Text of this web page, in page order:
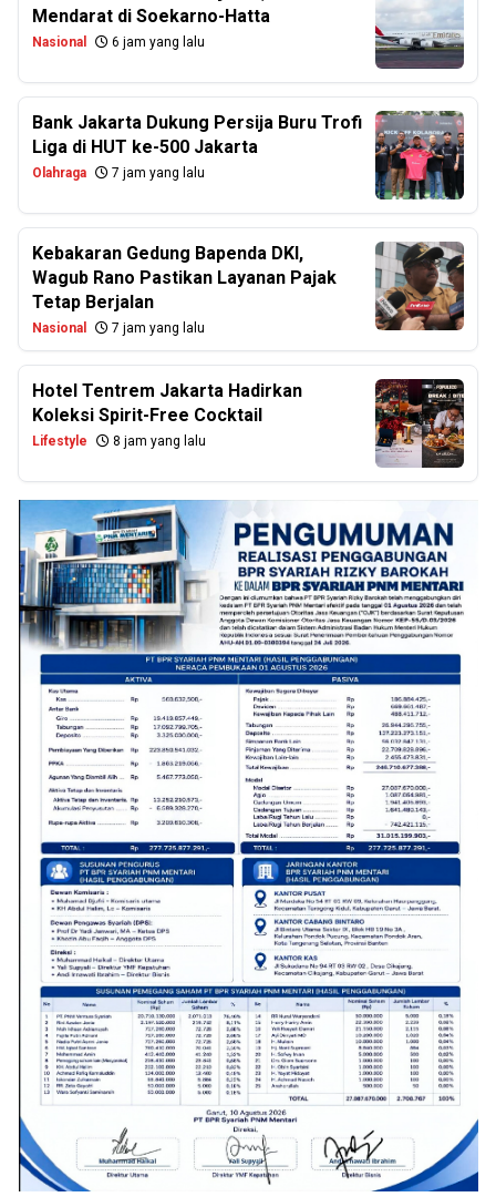
Mendarat di Soekarno-Hatta
Nasional 6 jam yang lalu
Bank Jakarta Dukung Persija Buru Trofi
Liga di HUT ke-500 Jakarta
Olahraga 7 jam yang lalu
Kebakaran Gedung Bapenda DKI,
Wagub Rano Pastikan Layanan Pajak
Tetap Berjalan
Nasional 7 jam yang lalu
Hotel Tentrem Jakarta Hadirkan
Koleksi Spirit-Free Cocktail
Lifestyle 8 jam yang lalu